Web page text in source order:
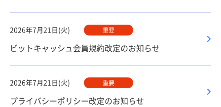
2026年7月21日(火) 重要
ビットキャッシュ会員規約改定のお知らせ
2026年7月21日(火) 重要
プライバシーポリシー改定のお知らせ